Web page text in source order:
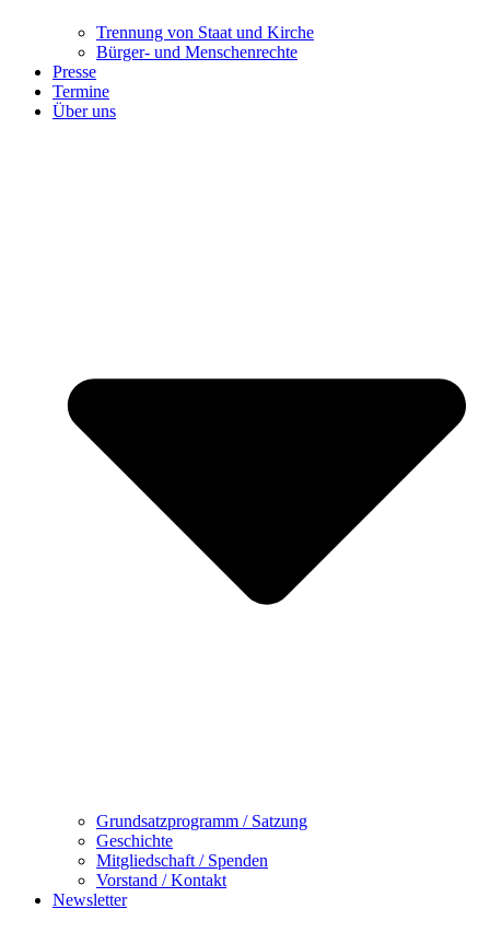
Trennung ​​​​​​​von Staat und Kirche
Bürger- und Menschenrechte
Presse
Termine
Über uns
Grundsatzprogramm / Satzung
Geschichte
Mitgliedschaft / Spenden
Vorstand / Kontakt
Newsletter